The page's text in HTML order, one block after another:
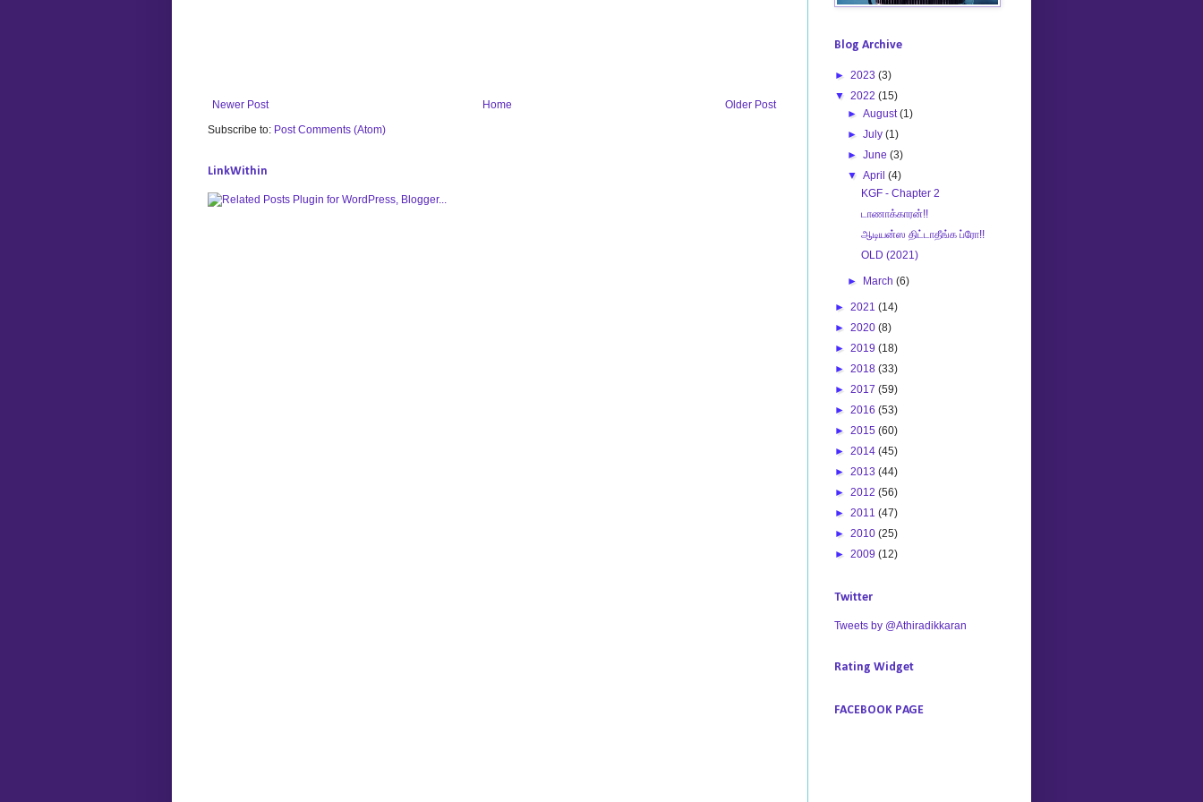
Newer Post Older Post
Home
Subscribe to: Post Comments (Atom)
LinkWithin
Blog Archive
► 2023 (3)
▼ 2022 (15)
►August(1)
►July(1)
►June(3)
▼April(4)
KGF - Chapter 2
டாணாக்காரன்!!
ஆடியன்ஸ திட்டாதீங்க ப்ரோ!!
OLD (2021)
► March(6)
► 2021 (14)
► 2020 (8)
► 2019 (18)
► 2018 (33)
► 2017 (59)
► 2016 (53)
► 2015 (60)
► 2014 (45)
► 2013 (44)
► 2012 (56)
► 2011 (47)
► 2010 (25)
► 2009 (12)
Twitter
Tweets by @Athiradikkaran
Rating Widget
FACEBOOK PAGE